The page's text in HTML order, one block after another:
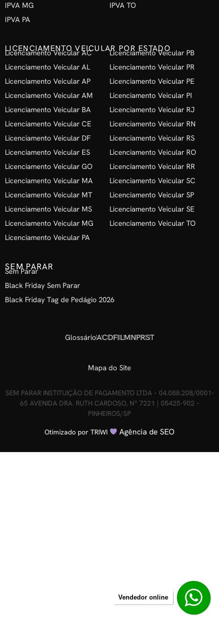
IPVA MG
IPVA PA
IPVA TO
LICENCIAMENTO VEICULAR POR ESTADO
Licenciamento Veicular AC
Licenciamento Veicular AL
Licenciamento Veicular AP
Licenciamento Veicular AM
Licenciamento Veicular BA
Licenciamento Veicular CE
Licenciamento Veicular DF
Licenciamento Veicular ES
Licenciamento Veicular GO
Licenciamento Veicular MA
Licenciamento Veicular MT
Licenciamento Veicular MS
Licenciamento Veicular MG
Licenciamento Veicular PA
Licenciamento Veicular PB
Licenciamento Veicular PR
Licenciamento Veicular PE
Licenciamento Veicular PI
Licenciamento Veicular RJ
Licenciamento Veicular RN
Licenciamento Veicular RS
Licenciamento Veicular RO
Licenciamento Veicular RR
Licenciamento Veicular SC
Licenciamento Veicular SP
Licenciamento Veicular SE
Licenciamento Veicular TO
SEM PARAR
Sem Parar
Black Friday Sem Parar
Black Friday Tag de Pedágio 2026
GlossárioACDFILMNPRST
Mapa do Site
SEM PARAR INSTITUIÇÃO DE PAGAMENTO LTDA – 04.088.208/0001-
65 AVENIDA DRA. RUTH CARDOSO, Nº 7221 | 05425-902 –
PINHEIROS/SP
Otimizado por TRIWI Agência de SEO
Vendedor online